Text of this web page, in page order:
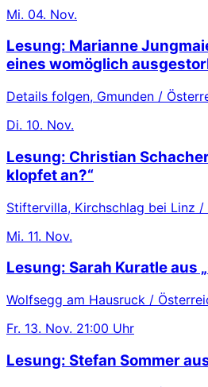
Mi. 04. Nov.
Lesung: Marianne
eines womöglich
Details folgen, Gmunden /
Di. 10. Nov.
Lesung: Christian
klopfet an?“
Stiftervilla, Kirchschlag bei Linz /
Mi. 11. Nov.
Lesung: Sarah Kuratle aus
Wolfsegg am Hausruck /
Fr. 13. Nov. 21:00 Uhr
Lesung: Stefan Sommer